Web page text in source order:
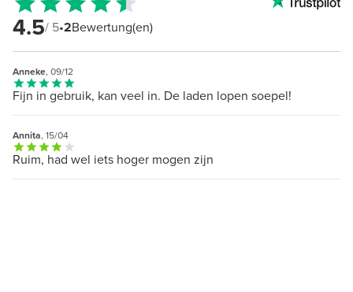
4.5/ 5•2Bewertung(en)
Anneke, 09/12
Fijn in gebruik, kan veel in. De laden lopen soepel!
Annita, 15/04
Ruim, had wel iets hoger mogen zijn